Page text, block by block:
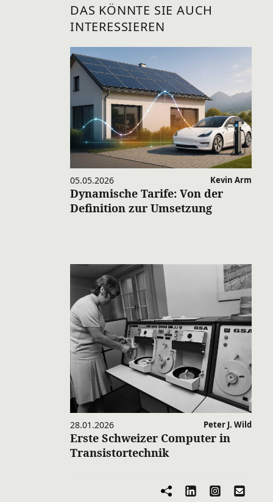
DAS KÖNNTE SIE AUCH
INTERESSIEREN
05.05.2026 Kevin Arm
Dynamische Tarife: Von der
Definition zur Umsetzung
28.01.2026 Peter J. Wild
Erste Schweizer Computer in
Transistortechnik